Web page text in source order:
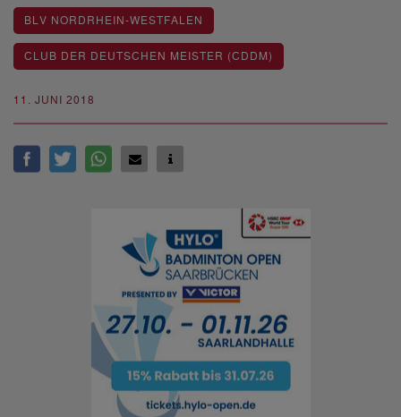
11. JUNI 2018
BLV NORDRHEIN-WESTFALEN
CLUB DER DEUTSCHEN MEISTER (CDDM)